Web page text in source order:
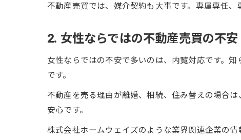
不動産売買では、媒介契約も大事です。専属専任
2. 女性ならではの不動産売買の不安
女性ならではの不安で多いのは、内覧対応です。
です。
不動産を売る理由が離婚、相続、住み替えの場合
安心です。
株式会社ホームウェイズのような業界関連企業の